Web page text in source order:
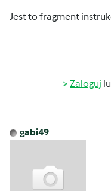
Jest to fragment
Zaloguj
gabi49